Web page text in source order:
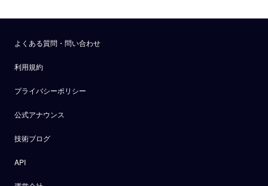
よくある質問・問い合わせ
利用規約
プライバシーポリシー
公式アナウンス
技術ブログ
API